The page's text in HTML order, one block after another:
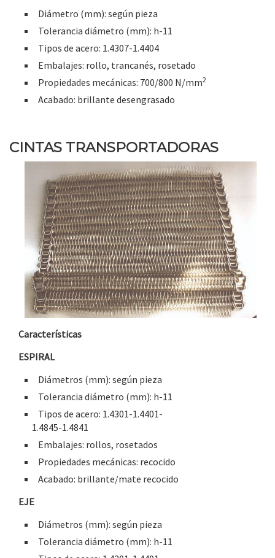
Diámetro (mm): según pieza
Tolerancia diámetro (mm): h-11
Tipos de acero: 1.4307-1.4404
Embalajes: rollo, trancanés, rosetado
Propiedades mecánicas: 700/800 N/mm2
Acabado: brillante desengrasado
CINTAS TRANSPORTADORAS
Características
ESPIRAL
Diámetros (mm): según pieza
Tolerancia diámetro (mm): h-11
Tipos de acero: 1.4301-1.4401-
1.4845-1.4841
Embalajes: rollos, rosetados
Propiedades mecánicas: recocido
Acabado: brillante/mate recocido
EJE
Diámetros (mm): según pieza
Tolerancia diámetro (mm): h-11